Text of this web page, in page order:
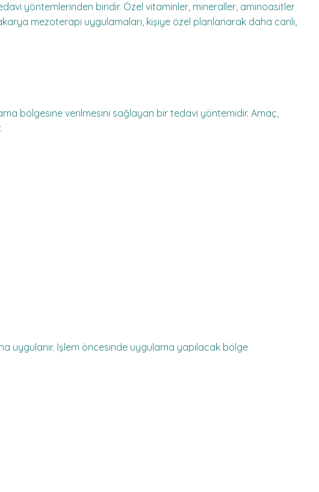
yöntemlerinden biridir. Özel vitaminler, mineraller, aminoasitler
mezoterapi uygulamaları, kişiye özel planlanarak daha canlı,
bölgesine verilmesini sağlayan bir tedavi yöntemidir. Amaç,
uygulanır. İşlem öncesinde uygulama yapılacak bölge